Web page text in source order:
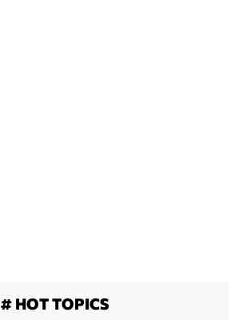
# HOT TOPICS